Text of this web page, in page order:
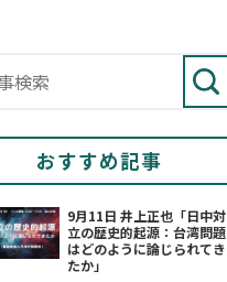
おすすめ記事
9月11日 井上正也「日中対
立の歴史的起源：台湾問題
はどのように論じられてき
たか」